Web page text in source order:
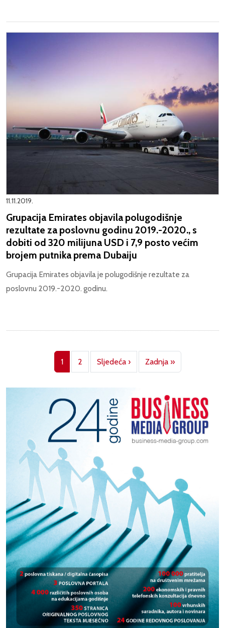
11.11.2019.
Grupacija Emirates objavila polugodišnje
rezultate za poslovnu godinu 2019.-2020., s
dobiti od 320 milijuna USD i 7,9 posto većim
brojem putnika prema Dubaiju
Grupacija Emirates objavila je polugodišnje rezultate za
poslovnu 2019.-2020. godinu.
1 2 Sljedeća ›Next page
Zadnja »Last page